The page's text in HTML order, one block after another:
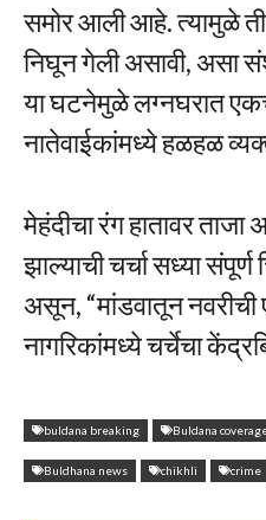
समोर आली आहे. त्यामुळे
निघून गेली असावी, असा
या घटनेमुळे लग्नघरात
नातेवाईकांमध्ये हळहळ
मेहंदीचा रंग हातावर ताजा
झाल्याची चर्चा सध्या
असून, “मांडवातून नवरीची
नागरिकांमध्ये चर्चेचा
buldana breaking Buldana
Buldhana news chikhli crime